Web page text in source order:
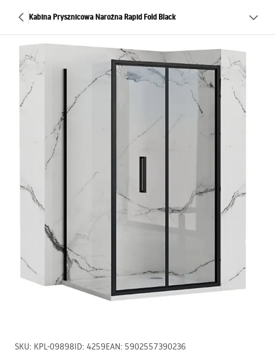
Kabina Prysznicowa Narożna Rapid Fold Black
SKU: KPL-09898ID: 4259EAN: 5902557390236